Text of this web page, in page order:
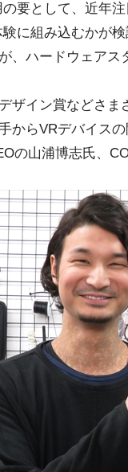
要として、近年
に組み込むかが
、ハードウェアス
ザイン賞などさ
からVRデバイス
の山浦博志氏、